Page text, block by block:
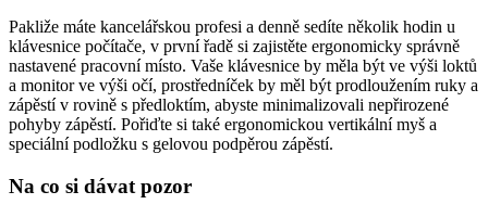
Pakliže máte kancelářskou profesi a denně sedíte několik hodin u
klávesnice počítače, v první řadě si zajistěte ergonomicky správně
nastavené pracovní místo. Vaše klávesnice by měla být ve výši loktů
a monitor ve výši očí, prostředníček by měl být prodloužením ruky a
zápěstí v rovině s předloktím, abyste minimalizovali nepřirozené
pohyby zápěstí. Pořiďte si také ergonomickou vertikální myš a
speciální podložku s gelovou podpěrou zápěstí.
Na co si dávat pozor